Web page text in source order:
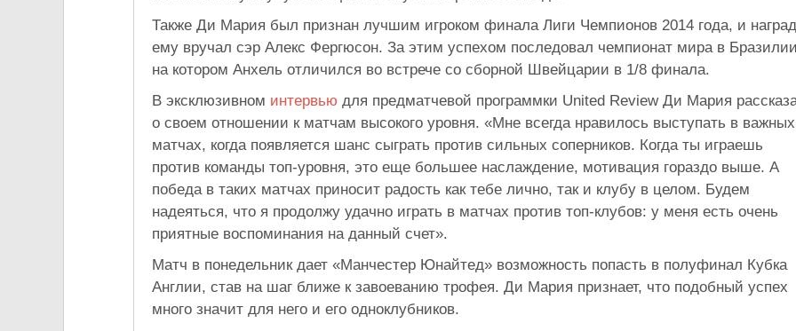
Также Ди Мария был признан лучшим игроком финала Лиги Чемпионов 2014 года, и
ему вручал сэр Алекс Фергюсон. За этим успехом последовал чемпионат мира в
на котором Анхель отличился во встрече со сборной Швейцарии в 1/8 финала.
В эксклюзивном интервью для предматчевой программки United Review Ди Мария
о своем отношении к матчам высокого уровня. «Мне всегда нравилось выступать в важных
матчах, когда появляется шанс сыграть против сильных соперников. Когда ты играешь
против команды топ-уровня, это еще большее наслаждение, мотивация гораздо выше. А
победа в таких матчах приносит радость как тебе лично, так и клубу в целом. Будем
надеяться, что я продолжу удачно играть в матчах против топ-клубов: у меня есть очень
приятные воспоминания на данный счет».
Матч в понедельник дает «Манчестер Юнайтед» возможность попасть в полуфинал Кубка
Англии, став на шаг ближе к завоеванию трофея. Ди Мария признает, что подобный успех
много значит для него и его одноклубников.